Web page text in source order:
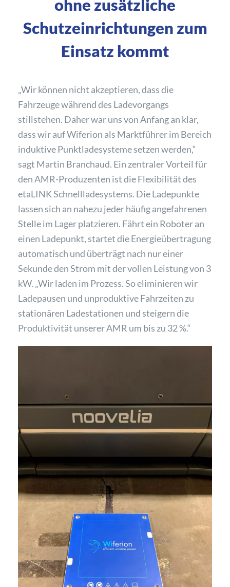
ohne zusätzliche
Schutzeinrichtungen zum
Einsatz kommt
„Wir können nicht akzeptieren, dass die
Fahrzeuge während des Ladevorgangs
stillstehen. Daher war uns von Anfang an klar,
dass wir auf Wiferion als Marktführer im Bereich
induktive Punktladesysteme setzen werden,“
sagt Martin Branchaud. Ein zentraler Vorteil für
den AMR-Produzenten ist die Flexibilität des
etaLINK Schnellladesystems. Die Ladepunkte
lassen sich an nahezu jeder häufig angefahrenen
Stelle im Lager platzieren. Fährt ein Roboter an
einen Ladepunkt, startet die Energieübertragung
automatisch und überträgt nach nur einer
Sekunde den Strom mit der vollen Leistung von 3
kW. „Wir laden im Prozess. So eliminieren wir
Ladepausen und unproduktive Fahrzeiten zu
stationären Ladestationen und steigern die
Produktivität unserer AMR um bis zu 32 %.“